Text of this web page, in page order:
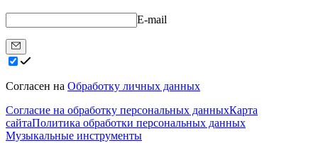
E-mail
Согласен на Обработку личных данных
Согласие на обработку персональных данныхКарта
сайтаПолитика обработки персональных данных
Музыкальные инструменты